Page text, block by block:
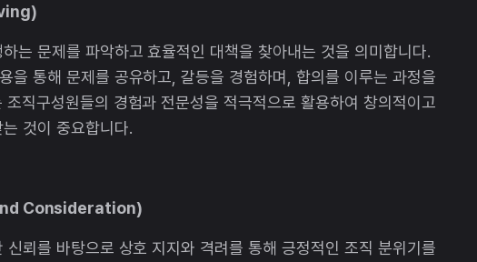
는 문제를 파악하고 효율적인 대책을 찾아내는 것을 의미합니다.
을 통해 문제를 공유하고, 갈등을 경험하며, 합의를 이루는 과정을
직구성원들의 경험과 전문성을 적극적으로 활용하여 창의적이고
것이 중요합니다.
Consideration)
신뢰를 바탕으로 상호 지지와 격려를 통해 긍정적인 조직 분위기를